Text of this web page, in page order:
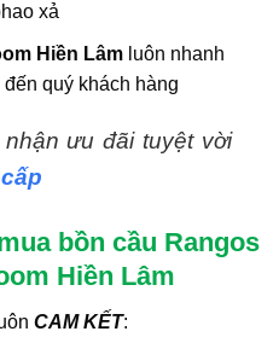
xả
Hiền Lâmluôn nhanh
quý khách hàng
ưu đãi tuyệt vời
bồn cầu Rangos
Hiền Lâm
CAM KẾT: